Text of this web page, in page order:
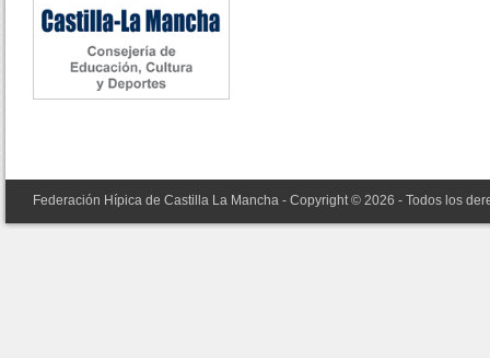
Federación Hípica de Castilla La Mancha - Copyright © 2026 - Todos los